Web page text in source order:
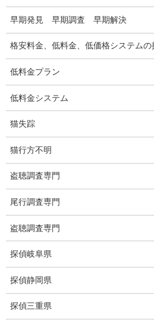
盗聴調査料金
盗聴器の種類
ご依頼の注意点
世界の盗聴事情
弊社が選ばれる理由
盗撮器
待ち伏せ
早期発見 早期調査 早期解決
格安料金、低料金、低価格システムの
低料金プラン
低料金システム
猫失踪
猫行方不明
盗聴調査専門
尾行調査専門
盗聴調査専門
探偵岐阜県
探偵静岡県
探偵三重県